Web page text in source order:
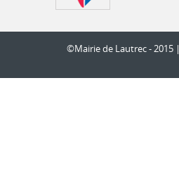
©Mairie de Lautrec - 2015 |